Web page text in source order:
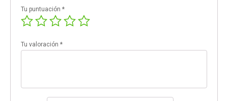
Tu puntuación *
Tu valoración *